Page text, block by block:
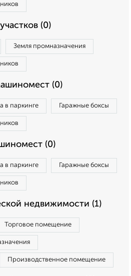
(0)
Земля промназначения
(0)
в паркинге Гаражные боксы
(0)
в паркинге Гаражные боксы
недвижимости (1)
Торговое помещение
Производственное помещение